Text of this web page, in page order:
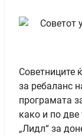
Советниците
за ребаланс
програмата
како и по две
„Лидл“ за